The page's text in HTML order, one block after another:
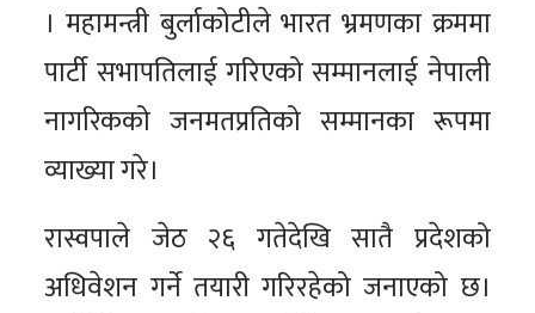
। महामन्त्री बुर्लाकोटीले भारत भ्रमणका क्रममा
पार्टी सभापतिलाई गरिएको सम्मानलाई नेपाली
नागरिकको जनमतप्रतिको सम्मानका रूपमा
व्याख्या गरे।
रास्वपाले जेठ २६ गतेदेखि सातै प्रदेशको
अधिवेशन गर्ने तयारी गरिरहेको जनाएको छ।